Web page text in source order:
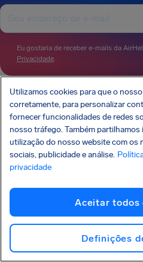
Eu gostaria de receber e-mails da
Privacidade.
A AirHelp é membro da Associação dos
(Association of Passenger Rights
proteger os direitos dos passageiros.
A AIRHELP FOI
CONHEÇA SEUS DIREITOS
NOSSA EMPRESA
NOSSOS PRODUTOS
Utilizamos cookies para que o
corretamente, para personalizar
fornecer funcionalidades de redes
nosso tráfego. Também
utilização do nosso website com os
sociais, publicidade e análise.
privacidade
Aceitar todos
Definições